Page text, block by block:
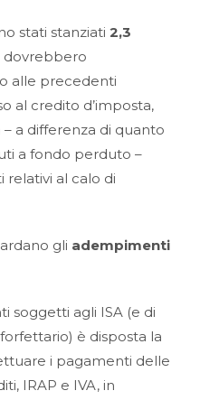
stati stanziati 2,3
dovrebbero
alle precedenti
al credito d’imposta,
a differenza di quanto
a fondo perduto –
relativi al calo di
gli adempimenti
soggetti agli ISA (e di
è disposta la
i pagamenti delle
IRAP e IVA, in